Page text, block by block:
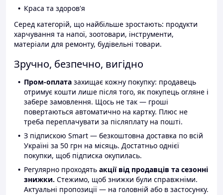
Краса та здоров'я
Серед категорій, що найбільше зростають: продукти
харчування та напої, зоотовари, інструменти,
матеріали для ремонту, будівельні товари.
Зручно, безпечно, вигідно
Пром-оплата захищає кожну покупку: продавець
отримує кошти лише після того, як покупець огляне і
забере замовлення. Щось не так — гроші
повертаються автоматично на картку. Плюс не
треба переплачувати за післяплату на пошті.
З підпискою Smart — безкоштовна доставка по всій
Україні за 50 грн на місяць. Достатньо однієї
покупки, щоб підписка окупилась.
Регулярно проходять акції від продавців та сезонні
знижки. Стежимо, щоб знижки були справжніми.
Актуальні пропозиції — на головній або в застосунку.